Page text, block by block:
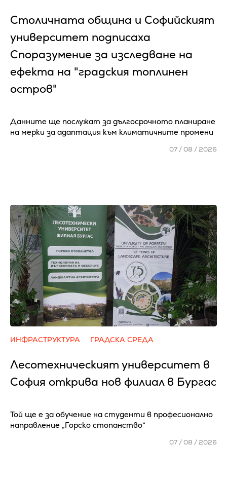
Столичната община и Софийският
университет подписаха
Споразумение за изследване на
ефекта на "градския топлинен
остров"
Данните ще послужат за дългосрочното планиране
на мерки за адаптация към климатичните промени
07 / 08 / 2026
ИНФРАСТРУКТУРА ГРАДСКА СРЕДА
Лесотехническият университет в
София открива нов филиал в Бургас
Той ще е за обучение на студенти в професионално
направление „Горско стопанство“
07 / 08 / 2026